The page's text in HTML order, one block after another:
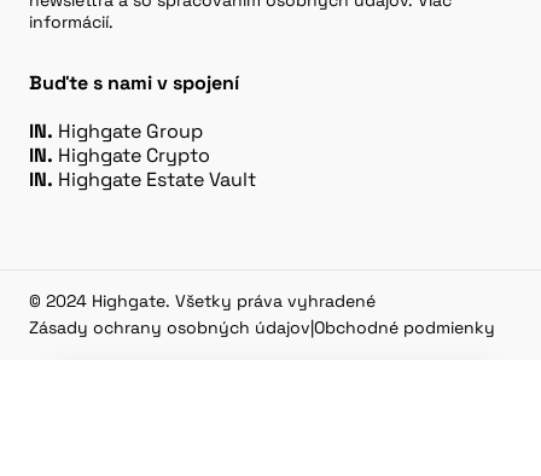
informácií.
Buďte s nami v spojení
IN. Highgate Group
IN. Highgate Crypto
IN. Highgate Estate Vault
© 2024 Highgate. Všetky práva vyhradené
Zásady ochrany osobných údajov|Obchodné podmienky